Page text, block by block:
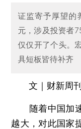
证监寄予厚望的
元，涉及投资者
仅仅开了个头。
具短板皆待补齐
文｜财新周
随着中国加速
越大，对此国家